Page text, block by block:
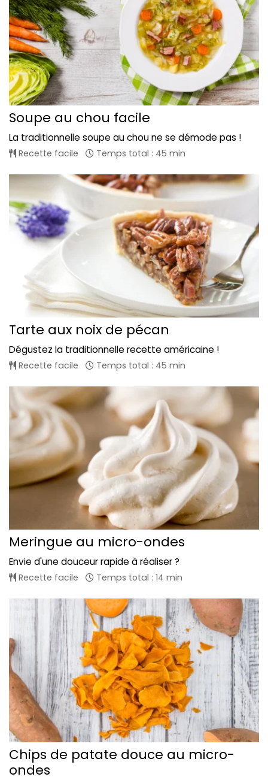
Soupe au chou facile
La traditionnelle soupe au chou ne se démode pas !
Recette facile Temps total : 45 min
Tarte aux noix de pécan
Dégustez la traditionnelle recette américaine !
Recette facile Temps total : 45 min
Meringue au micro-ondes
Envie d'une douceur rapide à réaliser ?
Recette facile Temps total : 14 min
Chips de patate douce au micro-
ondes